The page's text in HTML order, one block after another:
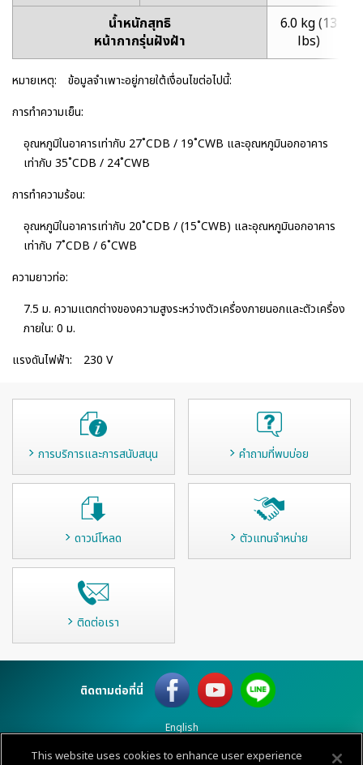
น้ำหนักสุทธิ
หน้ากากรุ่นฝังฝ้า
6.0 kg (13
lbs)
หมายเหตุ:
ข้อมูลจำเพาะอยู่ภายใต้เงื่อนไขต่อไปนี้:
การทำความเย็น:
อุณหภูมิในอาคารเท่ากับ 27˚CDB / 19˚CWB และอุณหภูมินอกอาคาร
เท่ากับ 35˚CDB / 24˚CWB
การทำความร้อน:
อุณหภูมิในอาคารเท่ากับ 20˚CDB / (15˚CWB) และอุณหภูมินอกอาคาร
เท่ากับ 7˚CDB / 6˚CWB
ความยาวท่อ:
7.5 ม. ความแตกต่างของความสูงระหว่างตัวเครื่องภายนอกและตัวเครื่อง
ภายใน: 0 ม.
แรงดันไฟฟ้า:
230 V
การบริการและการสนับสนุน คำถามที่พบบ่อย
ดาวน์โหลด ตัวแทนจำหน่าย
ติดต่อเรา
ติดตามต่อที่นี่
English
This website uses cookies to enhance user experience